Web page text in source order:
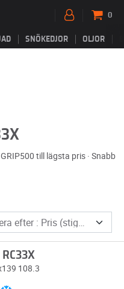
SNÖKEDJOR OLJOR
0
till lägsta pris · Snabb
RC33X
108.3